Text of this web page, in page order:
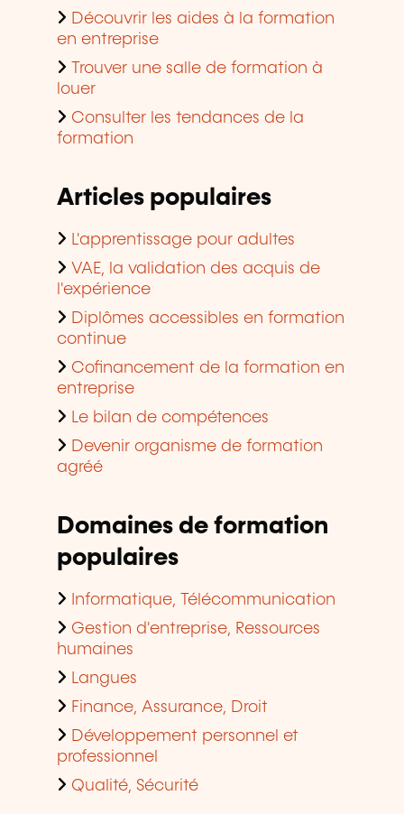
Découvrir les aides à la formation
en entreprise
Trouver une salle de formation à
louer
Consulter les tendances de la
formation
Articles populaires
L'apprentissage pour adultes
VAE, la validation des acquis de
l'expérience
Diplômes accessibles en formation
continue
Cofinancement de la formation en
entreprise
Le bilan de compétences
Devenir organisme de formation
agréé
Domaines de formation
populaires
Informatique, Télécommunication
Gestion d'entreprise, Ressources
humaines
Langues
Finance, Assurance, Droit
Développement personnel et
professionnel
Qualité, Sécurité